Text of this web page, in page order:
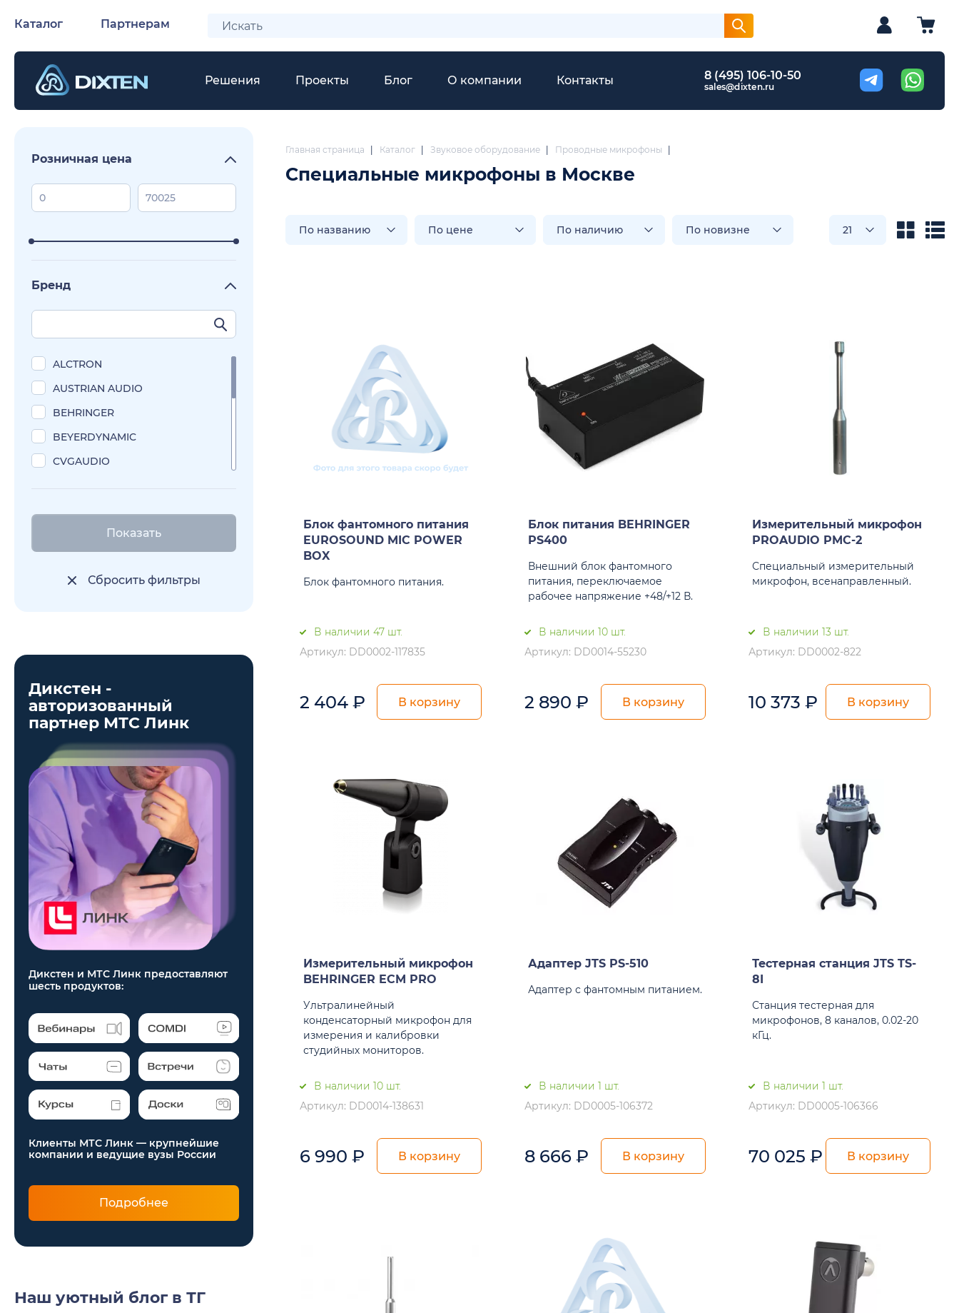
Каталог Партнерам
Решения Проекты Блог О компании Контакты 8 (495) 106-10-50
sales@dixten.ru
Розничная цена
Бренд
ALCTRON
AUSTRIAN AUDIO
BEHRINGER
BEYERDYNAMIC
CVGAUDIO
PROAUDIO
ОКТАВА
Показать
Сбросить фильтры
Дикстен и МТС Линк предоставляют
шесть продуктов:
Клиенты МТС Линк — крупнейшие
компании и ведущие вузы России
Подробнее
Дикстен -
авторизованный
партнер МТС Линк
Наш уютный блог в ТГ
Главная страница Каталог Звуковое оборудование Проводные микрофоны
Специальные микрофоны в Москве
По названию По цене По наличию По новизне 21
Блок фантомного питания
EUROSOUND MIC POWER
BOX
Блок фантомного питания.
В наличии 47 шт.
Артикул: DD0002-117835
2 404 ₽ В корзину
Блок питания BEHRINGER
PS400
Внешний блок фантомного
питания, переключаемое
рабочее напряжение +48/+12 В.
В наличии 10 шт.
Артикул: DD0014-55230
2 890 ₽ В корзину
Измерительный микрофон
PROAUDIO PMC-2
Специальный измерительный
микрофон, всенаправленный.
В наличии 13 шт.
Артикул: DD0002-822
10 373₽ В корзину
Измерительный микрофон
BEHRINGER ECM PRO
Ультралинейный
конденсаторный микрофон для
измерения и калибровки
студийных мониторов.
В наличии 10 шт.
Артикул: DD0014-138631
6 990 ₽ В корзину
Адаптер JTS PS-510
Адаптер с фантомным питанием.
В наличии 1 шт.
Артикул: DD0005-106372
8 666 ₽ В корзину
Тестерная станция JTS TS-
8I
Станция тестерная для
микрофонов, 8 каналов, 0.02-20
кГц.
В наличии 1 шт.
Артикул: DD0005-106366
70 025₽ В корзину